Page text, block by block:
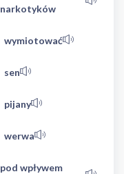
narkotyków
wymiotować
sen
pijany
werwa
pod wpływem